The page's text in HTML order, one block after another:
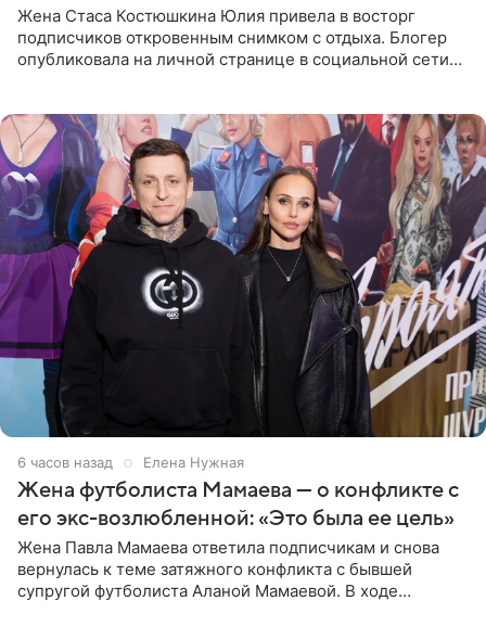
Жена Стаса Костюшкина Юлия привела в восторг
подписчиков откровенным снимком с отдыха. Блогер
опубликовала на личной странице в социальной сети
6 часов назад Елена Нужная
Жена футболиста Мамаева — о конфликте с
его экс-возлюбленной: «Это была ее цель»
Жена Павла Мамаева ответила подписчикам и снова
вернулась к теме затяжного конфликта с бывшей
супругой футболиста Аланой Мамаевой. В ходе